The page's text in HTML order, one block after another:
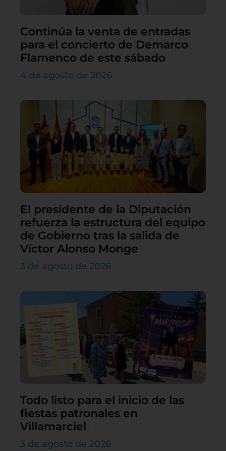
Continúa la venta de entradas
para el concierto de Demarco
Flamenco de este sábado
4 de agosto de 2026
El presidente de la Diputación
refuerza la estructura del equipo
de Gobierno tras la salida de
Víctor Alonso Monge
3 de agosto de 2026
Todo listo para el inicio de las
fiestas patronales en
Villamarciel
3 de agosto de 2026